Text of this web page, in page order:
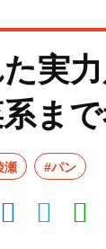
実力
ま
瀬 #パン